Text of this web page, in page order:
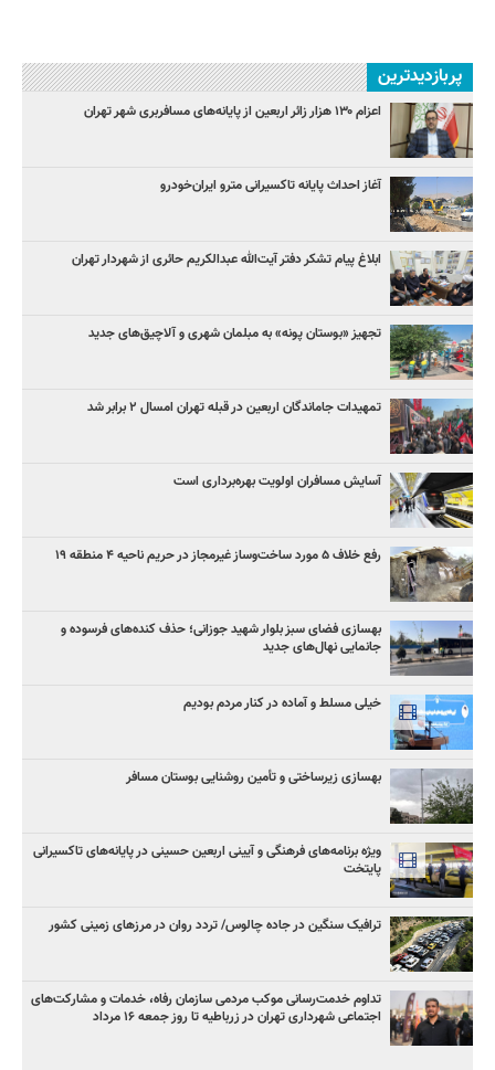
پربازدیدترین
اعزام ۱۳۰ هزار زائر اربعین از پایانه‌های مسافربری شهر تهران
آغاز احداث پایانه تاکسیرانی مترو ایران‌خودرو
ابلاغ پیام تشکر دفتر آیت‌الله عبدالکریم حائری از شهردار تهران
تجهیز «بوستان پونه» به مبلمان شهری و آلاچیق‌های جدید
تمهیدات جاماندگان اربعین در قبله تهران امسال ۲ برابر شد
آسایش مسافران اولویت بهره‌برداری است
رفع خلاف ۵ مورد ساخت‌وساز غیرمجاز در حریم ناحیه ۴ منطقه ۱۹
بهسازی فضای سبز بلوار شهید جوزانی؛ حذف کنده‌های فرسوده و
جانمایی نهال‌های جدید
خیلی مسلط و آماده در کنار مردم بودیم
بهسازی زیرساختی و تأمین روشنایی بوستان مسافر
ویژه برنامه‌های فرهنگی و آیینی اربعین حسینی در پایانه‌های تاکسیرانی
پایتخت
ترافیک سنگین در جاده چالوس/ تردد روان در مرزهای زمینی کشور
تداوم خدمت‌رسانی موکب مردمی سازمان رفاه، خدمات و مشارکت‌های
اجتماعی شهرداری تهران در زرباطیه تا روز جمعه ۱۶ مرداد